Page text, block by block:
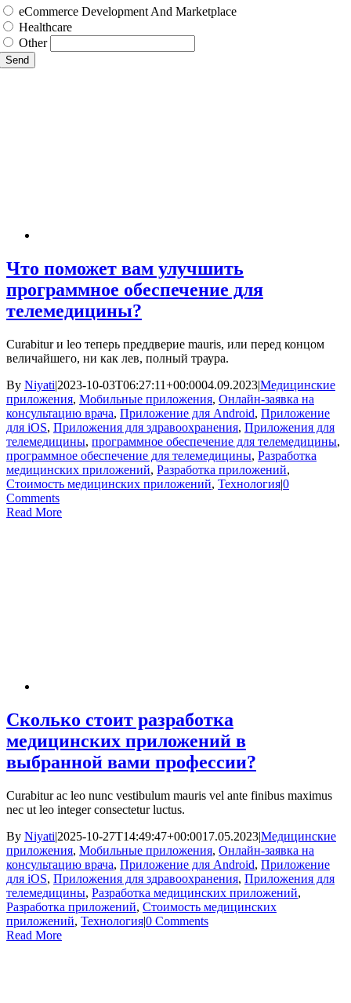
eCommerce Development And Marketplace
Healthcare
Other
Send
Что поможет вам улучшить
программное обеспечение для
телемедицины?
Curabitur и leo теперь преддверие mauris, или перед концом
величайшего, ни как лев, полный траура.
By Niyati|2023-10-03T06:27:11+00:0004.09.2023|Медицинские
приложения, Мобильные приложения, Онлайн-заявка на
консультацию врача, Приложение для Android, Приложение
для iOS, Приложения для здравоохранения, Приложения для
телемедицины, программное обеспечение для телемедицины,
программное обеспечение для телемедицины, Разработка
медицинских приложений, Разработка приложений,
Стоимость медицинских приложений, Технология|0
Comments
Read More
Сколько стоит разработка
медицинских приложений в
выбранной вами профессии?
Curabitur ac leo nunc vestibulum mauris vel ante finibus maximus
nec ut leo integer consectetur luctus.
By Niyati|2025-10-27T14:49:47+00:0017.05.2023|Медицинские
приложения, Мобильные приложения, Онлайн-заявка на
консультацию врача, Приложение для Android, Приложение
для iOS, Приложения для здравоохранения, Приложения для
телемедицины, Разработка медицинских приложений,
Разработка приложений, Стоимость медицинских
приложений, Технология|0 Comments
Read More